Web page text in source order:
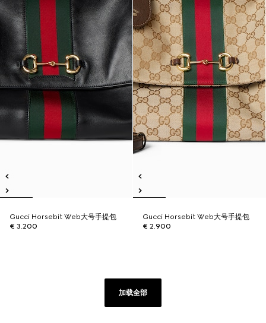
Gucci Horsebit Web大号手提包
€ 3.200
Gucci Horsebit Web大号手提包
€ 2.900
加载全部